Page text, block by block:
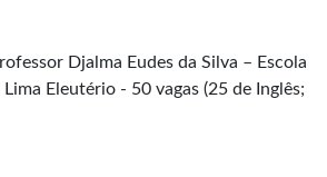
Djalma Eudes da Silva – Escola
Eleutério - 50 vagas (25 de Inglês;